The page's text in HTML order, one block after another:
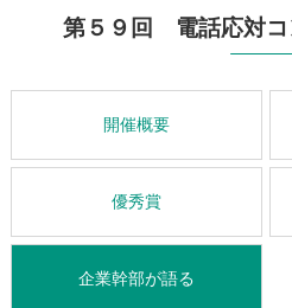
第５９回 電話応対コ
開催概要
優秀賞
企業幹部が語る